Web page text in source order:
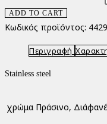
ADD TO CART
Κωδικός προϊόντος:
Περιγραφή
Stainless steel
χρώμα Πράσινο,